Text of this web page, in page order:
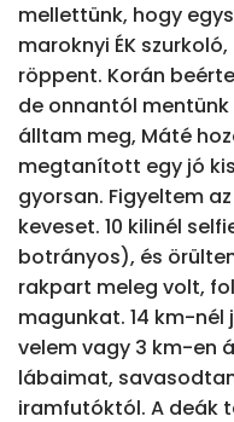
mellettünk, hogy
maroknyi ÉK
röppent. Korán
de onnantól
álltam meg, Máté
megtanított egy jó
gyorsan. Figyeltem
keveset. 10 kilinél
botrányos), és
rakpart meleg volt,
magunkat. 14 km-
velem vagy 3 km-en
lábaimat,
iramfutóktól. A deák